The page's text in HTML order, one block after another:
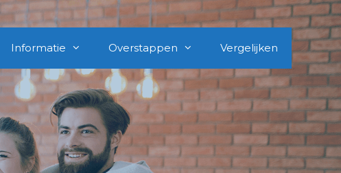
Informatie Overstappen Vergelijken